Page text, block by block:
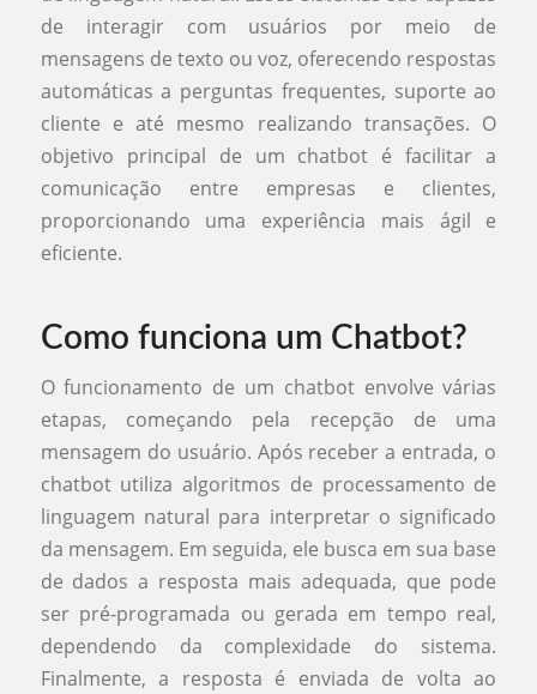
de interagir com usuários por meio de
mensagens de texto ou voz, oferecendo respostas
automáticas a perguntas frequentes, suporte ao
cliente e até mesmo realizando transações. O
objetivo principal de um chatbot é facilitar a
comunicação entre empresas e clientes,
proporcionando uma experiência mais ágil e
eficiente.
Como funciona um Chatbot?
O funcionamento de um chatbot envolve várias
etapas, começando pela recepção de uma
mensagem do usuário. Após receber a entrada, o
chatbot utiliza algoritmos de processamento de
linguagem natural para interpretar o significado
da mensagem. Em seguida, ele busca em sua base
de dados a resposta mais adequada, que pode
ser pré-programada ou gerada em tempo real,
dependendo da complexidade do sistema.
Finalmente, a resposta é enviada de volta ao